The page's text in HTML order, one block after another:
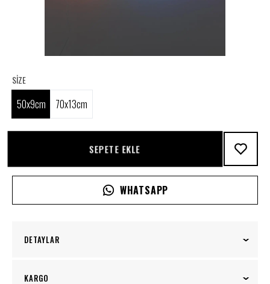
SIZE
50x9cm 70x13cm
SEPETE EKLE
WHATSAPP
DETAYLAR
Rainbow Neon Tabela, mekanınıza neşe ve renk
KARGO